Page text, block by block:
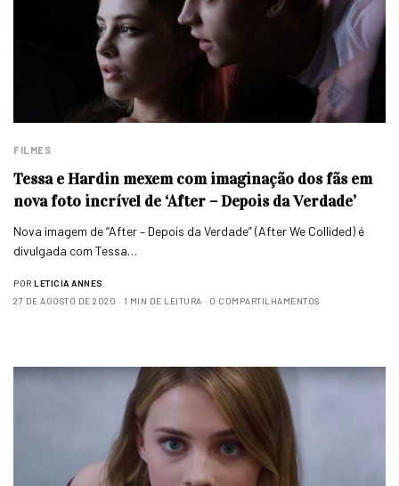
FILMES
Tessa e Hardin mexem com imaginação dos fãs em
nova foto incrível de ‘After – Depois da Verdade’
Nova imagem de “After – Depois da Verdade” (After We Collided) é
divulgada com Tessa…
POR LETICIA ANNES
27 DE AGOSTO DE 2020
1 MIN DE LEITURA 0 COMPARTILHAMENTOS